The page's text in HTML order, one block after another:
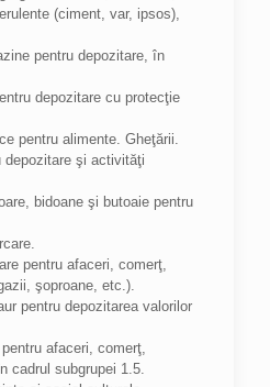
(ciment, var, ipsos),
pentru depozitare, în
depozitare cu protecţie
pentru alimente. Gheţării.
depozitare şi activităţi
bidoane şi butoaie pentru
pentru afaceri, comerţ,
şoproane, etc.).
pentru depozitarea valorilor
afaceri, comerţ,
cadrul subgrupei 1.5.